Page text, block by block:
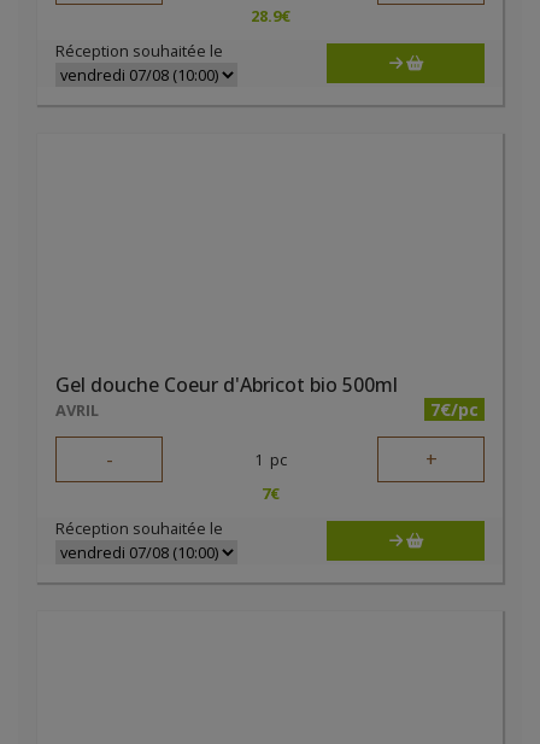
28.9€
Réception souhaitée le
Gel douche Coeur d'Abricot bio 500ml
AVRIL 7€/pc
- 1 pc +
7€
Réception souhaitée le